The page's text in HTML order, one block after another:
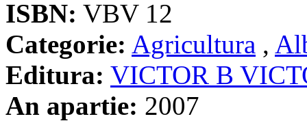
ISBN: VBV 12
Categorie: Agricultura ,
Editura: VICTOR B
An apartie: 2007